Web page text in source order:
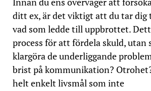
ditt ex, är det viktigt att du tar dig
vad som ledde till uppbrottet.
process för att fördela skuld, utan
klargöra de underliggande
brist på kommunikation?
helt enkelt livsmål som inte